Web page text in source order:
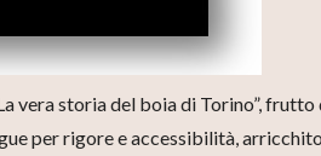
vera storia del boia di Torino”, frutto
per rigore e accessibilità,